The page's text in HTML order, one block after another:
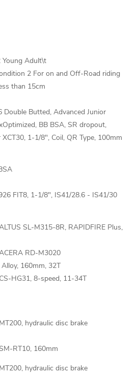
Young Adult\t
2 For on and Off-Road riding
than 15cm
Double Butted, Advanced Junior
BB BSA, SR dropout,
1-1/8", Coil, QR Type, 100mm
FIT8, 1-1/8", IS41/28.6 - IS41/30
SL-M315-8R, RAPIDFIRE Plus,
RD-M3020
160mm, 32T
HG31, 8-speed, 11-34T
hydraulic disc brake
RT10, 160mm
hydraulic disc brake